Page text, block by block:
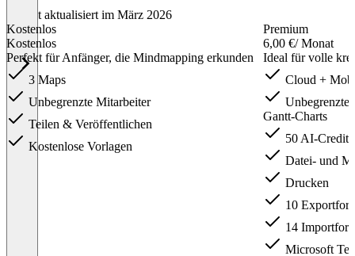
Zuletzt aktualisiert im März 2026
Kostenlos
Kostenlos
Perfekt für Anfänger, die Mindmapping erkunden
3 Maps
Unbegrenzte Mitarbeiter
Teilen & Veröffentlichen
Kostenlose Vorlagen
Premium
6,00 €/ Monat
Ideal für volle
Cloud +
Unbegrenzte
Gantt-Charts
50 AI-
Datei- und
Drucken
10
14
Microsoft